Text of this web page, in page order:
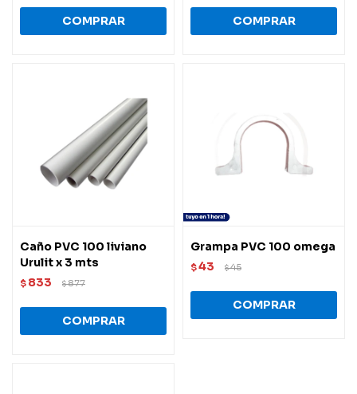
Caño PVC 100 liviano
Urulit x 3 mts
$ 833 $877
Grampa PVC 100 omega
$43 $45